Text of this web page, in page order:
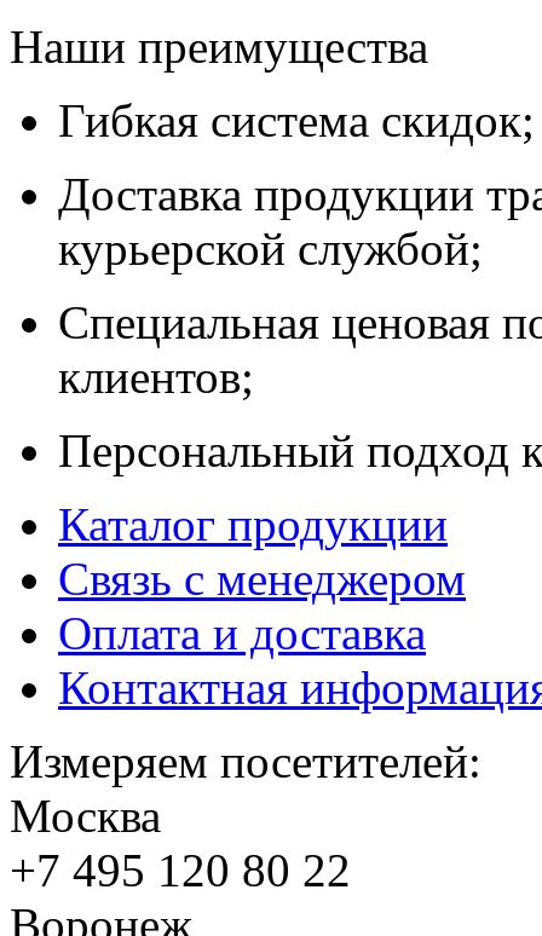
Наши преимущества
Гибкая система скидок;
Доставка продукции
курьерской службой;
Специальная ценовая
клиентов;
Персональный подход
Каталог продукции
Связь с менеджером
Оплата и доставка
Контактная
Измеряем посетителей:
Москва
+7 495 120 80 22
Воронеж